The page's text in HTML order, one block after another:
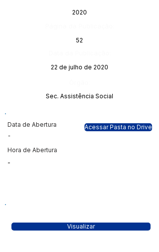
2020
52
22 de julho de 2020
Sec. Assistência Social
Data de Abertura
-
Hora de Abertura
-
Acessar Pasta no Drive
Visualizar